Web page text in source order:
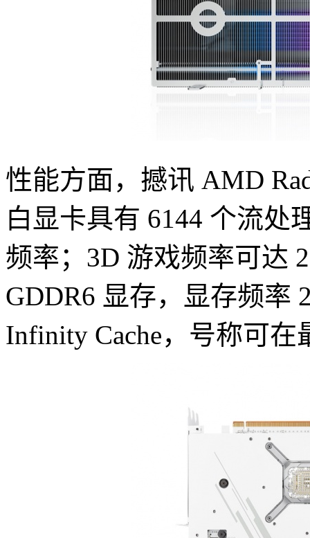
性能方面，撼讯 AMD
白显卡具有 6144 个流处
频率；3D 游戏频率可达
GDDR6 显存，显存频率
Infinity Cache，号称可